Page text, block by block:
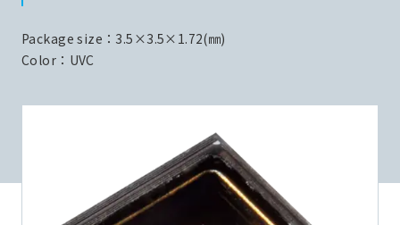
Package size：3.5×3.5×1.72(㎜)
Color：UVC